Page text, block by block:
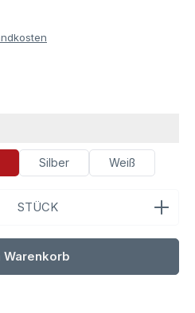
Silber Weiß
gewünschten Wert ein
STÜCK
Warenkorb